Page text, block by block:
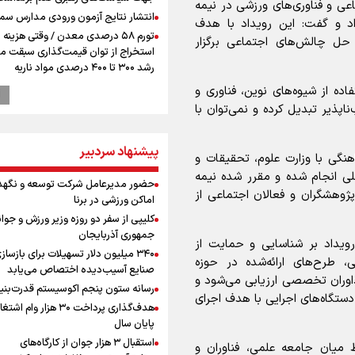
و فناوری‌های ورزشی در نیمه
و گفت: این رویداد با هدف
حل چالش‌های اجتماعی برگزار
از شیوه‌های نوین، فناوری و
تبدیل کرده و نمی‌توان با
با وزارت علوم، تحقیقات و
انجام شده و مقرر شده نیمه
و فعالان اجتماعی از
بر شناسایی و حمایت از
طرح‌های ارائه‌شده در حوزه
تخصصی ارزیابی می‌شود و
به دستگاه‌های اجرایی با هدف اجرای
میان جامعه علمی، فناوران و
انتشار نتایج آزمون ورودی مدارس
تورم ۵۸ درصدی معدن / وقتی هزینه
استخراج از توان قیمت‌گذاری سبقت
رشد ۳۰۰ تا ۴۰۰ درصدی مواد ناریه
دروازه‌بان سرشناس پرسپولیس در
جمهوری آذربایجان بازدید کرد
پزشکیان: مذاکره به معنای تسلیم
دولت برای خدمت به مردم خواهد
هیچ اختلافی میان دولت و نیروهای
وجود ندارد
طلا و دلار در آستانه یک تغییر مهم
همتی: اظهارات جدید آمریکا با ادعاهای
سازگار نیست
افزایش شمار شهدای لبنان به چهار
۳۳۵ شهید
دبیرکل گردان‌های سیدالشهدا عراق:
پیشنهاد سردبیر
حضور مدیرعامل شرکت توسعه و
اماکن ورزشی در برنا
کلیپی از سفر دو روزه وزیر ورزش و
جمهوری آذربایجان
۳۴۰ میلیون دلار تسهیلات برای
صنایع آسیب‌دیده اختصاص می‌یابد
رسانه ستون پنجم اکوسیستم
هدف‌گذاری پرداخت ۳۰ هزار وام
پایان سال
استقبال ۳ هزار جوان از کارگاه‌های